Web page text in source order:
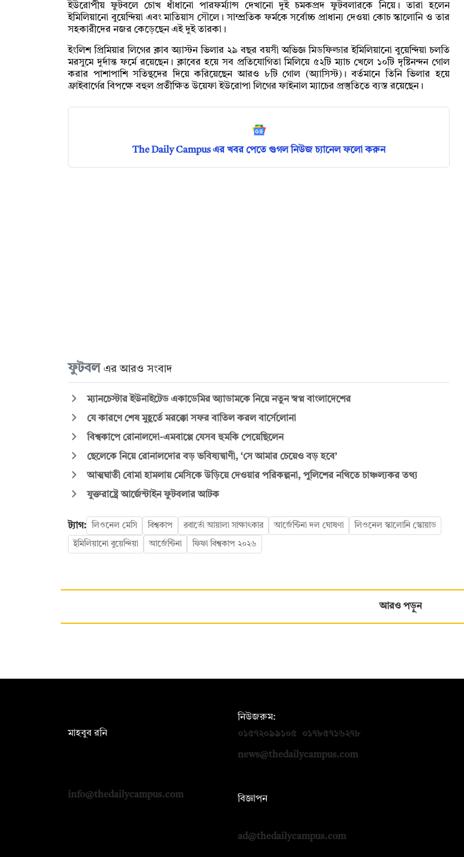
ইউরোপীয় ফুটবলে চোখ ধাঁধানো পারফর্ম্যান্স দেখানো দুই চমকপ্রদ ফুটবলারকে নিয়ে। তারা হলেন
ইমিলিয়ানো বুয়েন্দিয়া এবং মাতিয়াস সৌলে। সাম্প্রতিক ফর্মকে সর্বোচ্চ প্রাধান্য দেওয়া কোচ স্কালোনি ও তার
সহকারীদের নজর কেড়েছেন এই দুই তারকা।
ইংলিশ প্রিমিয়ার লিগের ক্লাব অ্যাস্টন ভিলার ২৯ বছর বয়সী অভিজ্ঞ মিডফিল্ডার ইমিলিয়ানো বুয়েন্দিয়া চলতি
মরসুমে দুর্দান্ত ফর্মে রয়েছেন। ক্লাবের হয়ে সব প্রতিযোগিতা মিলিয়ে ৫২টি ম্যাচ খেলে ১০টি দৃষ্টিনন্দন গোল
করার পাশাপাশি সতিন্থদের দিয়ে করিয়েছেন আরও ৮টি গোল (অ্যাসিস্ট)। বর্তমানে তিনি ভিলার হয়ে
ফ্রাইবার্গের বিপক্ষে বহুল প্রতীক্ষিত উয়েফা ইউরোপা লিগের ফাইনাল ম্যাচের প্রস্তুতিতে ব্যস্ত রয়েছেন।
The Daily Campus এর খবর পেতে গুগল নিউজ চ্যানেল ফলো করুন
ফুটবল এর আরও সংবাদ
ম্যানচেস্টার ইউনাইটেড একাডেমির অ্যাডামকে নিয়ে নতুন স্বপ্ন বাংলাদেশের
যে কারণে শেষ মুহূর্তে মরক্কো সফর বাতিল করল বার্সেলোনা
বিশ্বকাপে রোনালদো-এমবাপ্পে যেসব হুমকি পেয়েছিলেন
ছেলেকে নিয়ে রোনালদোর বড় ভবিষ্যদ্বাণী, ‘সে আমার চেয়েও বড় হবে’
আত্মঘাতী বোমা হামলায় মেসিকে উড়িয়ে দেওয়ার পরিকল্পনা, পুলিশের নথিতে চাঞ্চল্যকর তথ্য
যুক্তরাষ্ট্রে আর্জেন্টাইন ফুটবলার আটক
ট্যাগ: লিওনেল মেসি বিশ্বকাপ রবার্তো আয়ালা সাক্ষাৎকার আর্জেন্টিনা দল ঘোষণা লিওনেল স্কালোনি স্কোয়াড
ইমিলিয়ানো বুয়েন্দিয়া আর্জেন্টিনা ফিফা বিশ্বকাপ ২০২৬
আরও পড়ুন
মাহবুব রনি
info@thedailycampus.com
নিউজরুম:
০১৫৭২০৯৯১০৫
০১৭৮৫৭১৬২৭৮
news@thedailycampus.com
বিজ্ঞাপন
ad@thedailycampus.com